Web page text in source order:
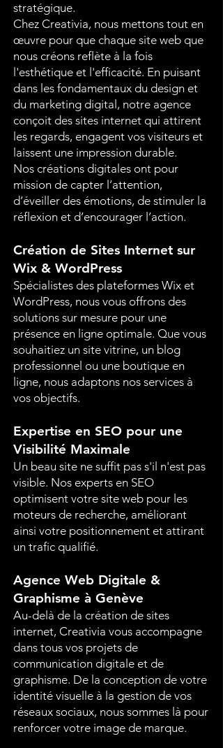
stratégique.
Chez Creativia, nous mettons tout en
œuvre pour que chaque site web que
nous créons reflète à la fois
l'esthétique et l'efficacité. En puisant
dans les fondamentaux du design et
du marketing digital, notre agence
conçoit des sites internet qui attirent
les regards, engagent vos visiteurs et
laissent une impression durable.
Nos créations digitales ont pour
mission de capter l’attention,
d’éveiller des émotions, de stimuler la
réflexion et d’encourager l’action.
Création de Sites Internet sur
Wix & WordPress
Spécialistes des plateformes Wix et
WordPress, nous vous offrons des
solutions sur mesure pour une
présence en ligne optimale. Que vous
souhaitiez un site vitrine, un blog
professionnel ou une boutique en
ligne, nous adaptons nos services à
vos objectifs.
Expertise en SEO pour une
Visibilité Maximale
Un beau site ne suffit pas s'il n'est pas
visible. Nos experts en SEO
optimisent votre site web pour les
moteurs de recherche, améliorant
ainsi votre positionnement et attirant
un trafic qualifié.
Agence Web Digitale &
Graphisme à Genève
Au-delà de la création de sites
internet, Creativia vous accompagne
dans tous vos projets de
communication digitale et de
graphisme. De la conception de votre
identité visuelle à la gestion de vos
réseaux sociaux, nous sommes là pour
renforcer votre image de marque.